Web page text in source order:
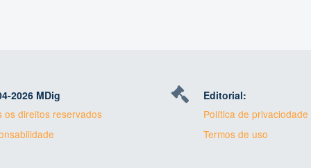
2026 MDig
os direitos reservados
Editorial:
Política de privaciodade
Termos de uso